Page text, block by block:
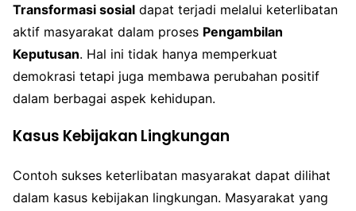
Transformasi sosial dapat terjadi melalui keterlibatan
aktif masyarakat dalam proses Pengambilan
Keputusan. Hal ini tidak hanya memperkuat
demokrasi tetapi juga membawa perubahan positif
dalam berbagai aspek kehidupan.
Kasus Kebijakan Lingkungan
Contoh sukses keterlibatan masyarakat dapat dilihat
dalam kasus kebijakan lingkungan. Masyarakat yang